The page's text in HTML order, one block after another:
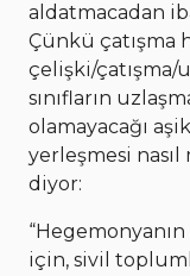
aldatmacadan
Çünkü çatışma
çelişki/
sınıfların
olamayacağı
yerleşmesi
diyor:
için, sivil